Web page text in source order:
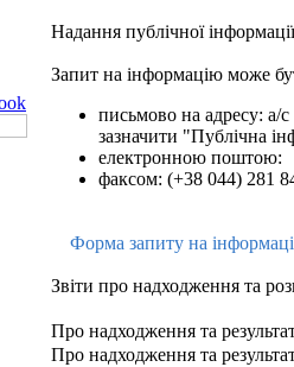
Надання публічної
Запит на інформацію може
письмово на адресу: а/
зазначити "Публічна
електронною поштою:
факсом: (+38 044) 281
Форма запиту на
Звіти про надходження та
Про надходження та
Про надходження та